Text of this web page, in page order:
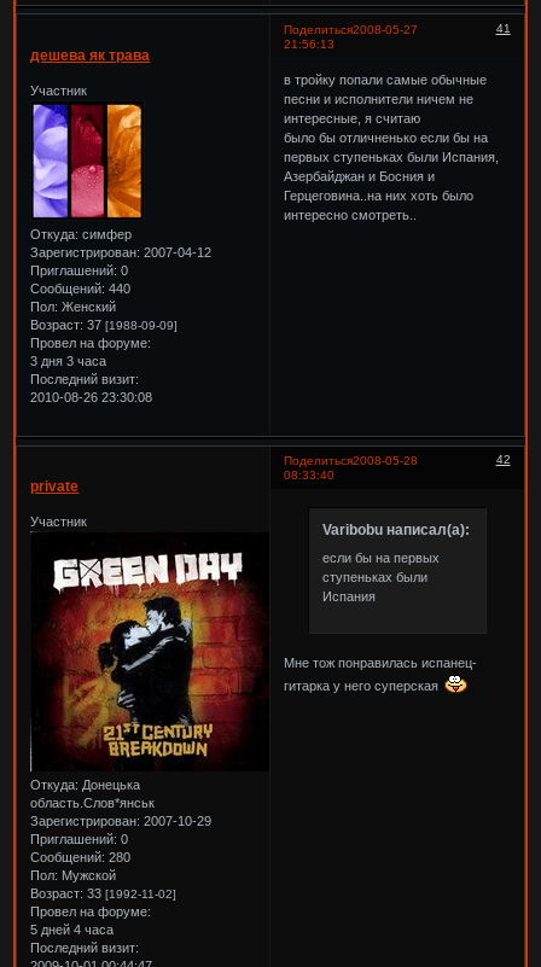
Поделиться 41
2008-05-27
21:56:13
дешева як трава
Участник
Откуда: симфер
Зарегистрирован: 2007-04-12
Приглашений: 0
Сообщений: 440
Пол: Женский
Возраст: 37[1988-09-09]
Провел на форуме:
3 дня 3 часа
Последний визит:
2010-08-26 23:30:08
в тройку попали самые обычные
песни и исполнители ничем не
интересные, я считаю
было бы отличненько если бы на
первых ступеньках были Испания,
Азербайджан и Босния и
Герцеговина..на них хоть было
интересно смотреть..
Поделиться 42
2008-05-28
08:33:40
private
Участник
Откуда: Донецька
область.Слов*янськ
Зарегистрирован: 2007-10-29
Приглашений: 0
Сообщений: 280
Пол: Мужской
Возраст: 33[1992-11-02]
Провел на форуме:
5 дней 4 часа
Последний визит:
Varibobu написал(а):
если бы на первых
ступеньках были
Испания
Мне тож понравилась испанец-
гитарка у него суперская